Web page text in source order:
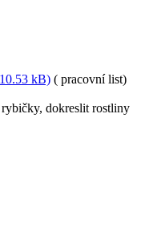
kB) ( pracovní list)
dokreslit rostliny